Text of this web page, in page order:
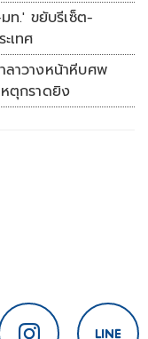
ท.' ขยับรีเซ็ต-
เทศ
ลาวางหน้าหีบศพ
ตุกราดยิง